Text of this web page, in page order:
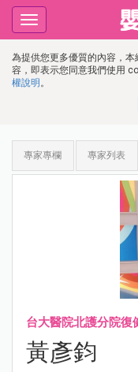
為提供您更多優質的內容，
容，即表示您同意我們使用
權說明 。
Toggle
navigation
專家專欄 專家列表
台大醫院北護分院復
黃彥鈞